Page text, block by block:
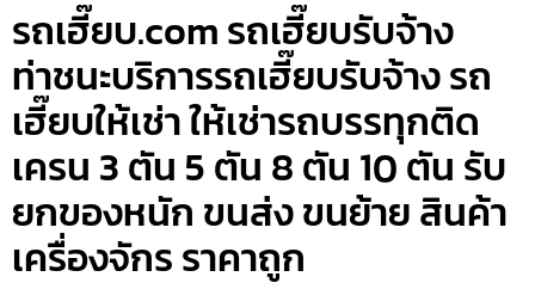
รถเฮี๊ยบ.com รถเฮี๊ยบรับจ้าง
ท่าชนะบริการรถเฮี๊ยบรับจ้าง รถ
เฮี๊ยบให้เช่า ให้เช่ารถบรรทุกติด
เครน 3 ตัน 5 ตัน 8 ตัน 10 ตัน รับ
ยกของหนัก ขนส่ง ขนย้าย สินค้า
เครื่องจักร ราคาถูก